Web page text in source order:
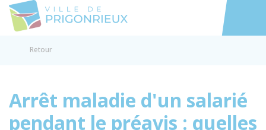
Accéder
Retour
Arrêt maladie d'un salarié
pendant le préavis : quelles